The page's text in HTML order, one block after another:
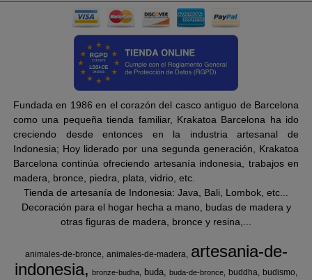
Fundada en 1986 en el corazón del casco antiguo de Barcelona
como una pequeña tienda familiar, Krakatoa Barcelona ha ido
creciendo desde entonces en la industria artesanal de
Indonesia; Hoy liderado por una segunda generación, Krakatoa
Barcelona continúa ofreciendo artesanía indonesia, trabajos en
madera, bronce, piedra, plata, vidrio, etc.
Tienda de artesanía de Indonesia: Java, Bali, Lombok, etc...
Decoración para el hogar hecha a mano, budas de madera y
otras figuras de madera, bronce y resina,...
animales-de-bronce animales-de-madera
artesania-de-
indonesia
bronze-budha buda buda-de-bronce buddha
budismo